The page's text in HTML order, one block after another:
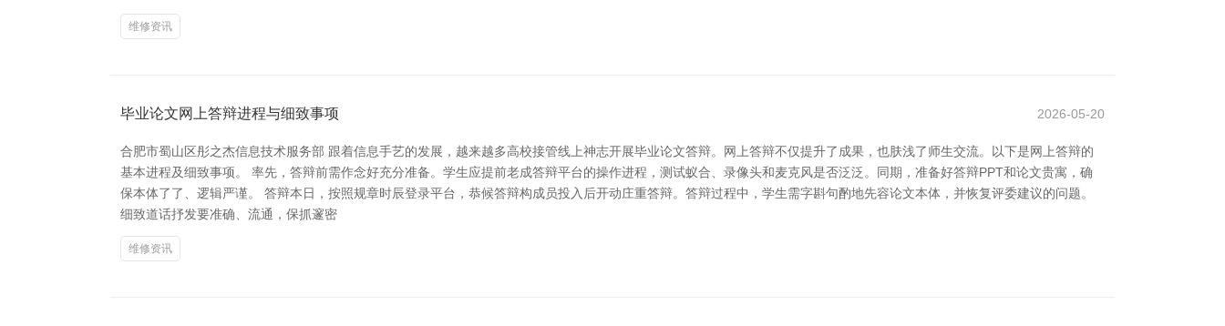
维修资讯
毕业论文网上答辩进程与细致事项 2026-05-20
合肥市蜀山区彤之杰信息技术服务部 跟着信息手艺的发展，越来越多高校接管线上神志开展毕业论文答辩。网上答辩不仅提升了成果，也肤浅了师生交流。以下是网上答辩的
基本进程及细致事项。 率先，答辩前需作念好充分准备。学生应提前老成答辩平台的操作进程，测试蚁合、录像头和麦克风是否泛泛。同期，准备好答辩PPT和论文贵寓，确
保本体了了、逻辑严谨。 答辩本日，按照规章时辰登录平台，恭候答辩构成员投入后开动庄重答辩。答辩过程中，学生需字斟句酌地先容论文本体，并恢复评委建议的问题。
细致道话抒发要准确、流通，保抓邃密
维修资讯